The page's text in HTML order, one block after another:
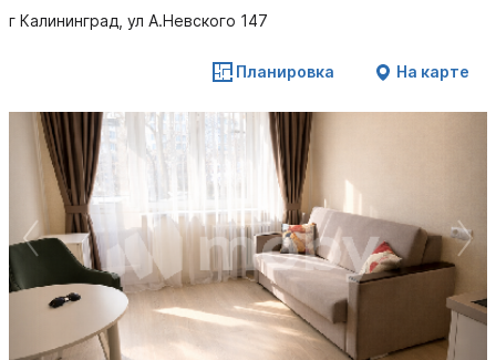
г Калининград, ул А.Невского 147
Планировка На карте
8